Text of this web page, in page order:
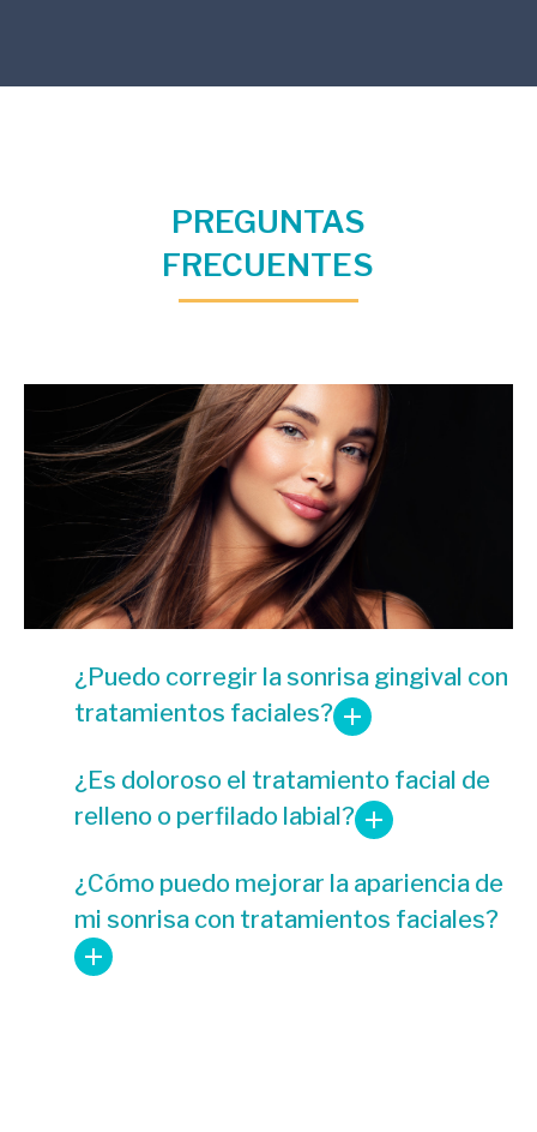
PREGUNTAS
FRECUENTES
¿Puedo corregir la sonrisa gingival con
tratamientos faciales?
¿Es doloroso el tratamiento facial de
relleno o perfilado labial?
¿Cómo puedo mejorar la apariencia de
mi sonrisa con tratamientos faciales?